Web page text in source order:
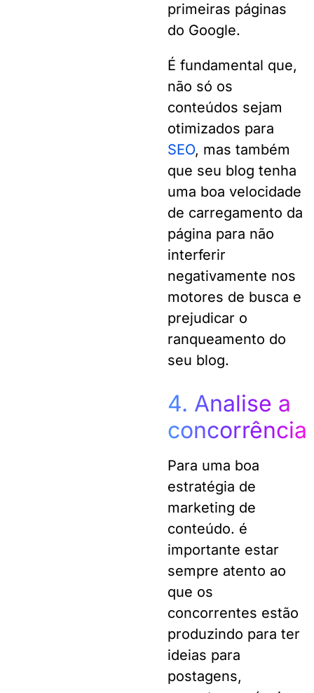
primeiras páginas
do Google.
É fundamental que,
não só os
conteúdos sejam
otimizados para
SEO, mas também
que seu blog tenha
uma boa velocidade
de carregamento da
página para não
interferir
negativamente nos
motores de busca e
prejudicar o
ranqueamento do
seu blog.
4. Analise a
concorrência
Para uma boa
estratégia de
marketing de
conteúdo. é
importante estar
sempre atento ao
que os
concorrentes estão
produzindo para ter
ideias para
postagens,